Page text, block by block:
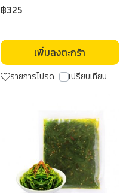
฿325
เพิ่มลงตะกร้า
รายการโปรด เปรียบเทียบ